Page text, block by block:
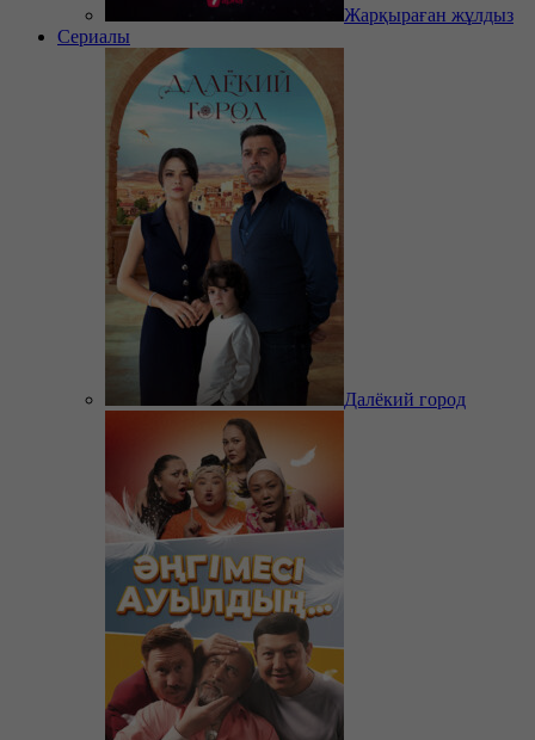
Жарқыраған жұлдыз
Сериалы
Далёкий город